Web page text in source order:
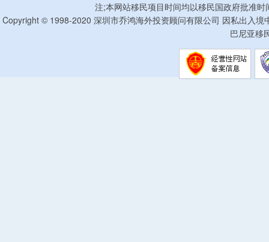
注;本网站移民项目时间均以移民国政府批准
Copyright © 1998-2020 深圳市乔鸿海外投资顾问有限公司 因私出入
巴尼亚移